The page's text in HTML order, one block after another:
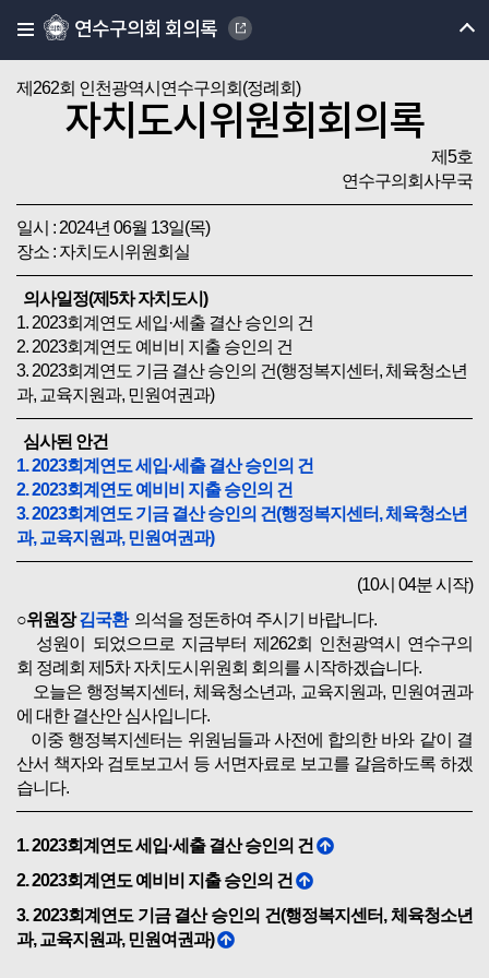
연수구의회 회의록
제262회 인천광역시연수구의회(정례회)
자치도시위원회회의록
제5호
연수구의회사무국
일시 : 2024년 06월 13일(목)
장소 : 자치도시위원회실
의사일정(제5차 자치도시)
1. 2023회계연도 세입·세출 결산 승인의 건
2. 2023회계연도 예비비 지출 승인의 건
3. 2023회계연도 기금 결산 승인의 건(행정복지센터, 체육청소년
과, 교육지원과, 민원여권과)
심사된 안건
1. 2023회계연도 세입·세출 결산 승인의 건
2. 2023회계연도 예비비 지출 승인의 건
3. 2023회계연도 기금 결산 승인의 건(행정복지센터, 체육청소년
과, 교육지원과, 민원여권과)
(10시 04분 시작)
○위원장김국환의석을 정돈하여 주시기 바랍니다.
성원이 되었으므로 지금부터 제262회 인천광역시 연수구의
회 정례회 제5차 자치도시위원회 회의를 시작하겠습니다.
오늘은 행정복지센터, 체육청소년과, 교육지원과, 민원여권과
에 대한 결산안 심사입니다.
이중 행정복지센터는 위원님들과 사전에 합의한 바와 같이 결
산서 책자와 검토보고서 등 서면자료로 보고를 갈음하도록 하겠
습니다.
1. 2023회계연도 세입·세출 결산 승인의 건
2. 2023회계연도 예비비 지출 승인의 건
3. 2023회계연도 기금 결산 승인의 건(행정복지센터, 체육청소년
과, 교육지원과, 민원여권과)